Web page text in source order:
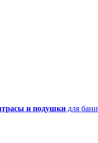
и подушкидля бани